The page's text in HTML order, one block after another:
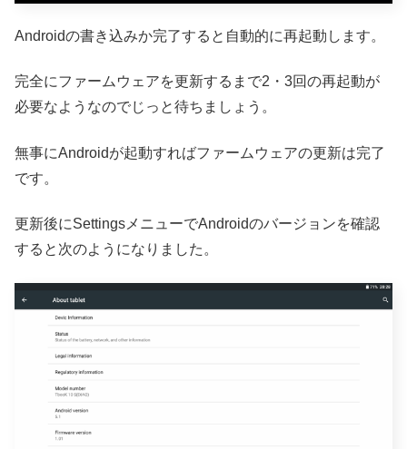
Androidの書き込みか完了すると自動的に再起動します。
完全にファームウェアを更新するまで2・3回の再起動が
必要なようなのでじっと待ちましょう。
無事にAndroidが起動すればファームウェアの更新は完了
です。
更新後にSettingsメニューでAndroidのバージョンを確認
すると次のようになりました。